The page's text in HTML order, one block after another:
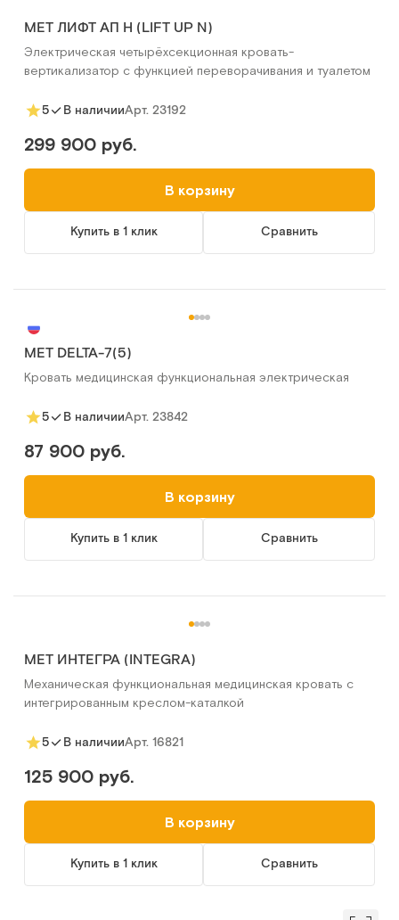
МЕТ ЛИФТ АП Н (LIFT UP N)
Электрическая четырёхсекционная кровать-
вертикализатор с функцией переворачивания и туалетом
5 В наличииАрт. 23192
299 900 руб.
В корзину
Купить в 1 клик Сравнить
МЕТ DELTA-7(5)
Кровать медицинская функциональная электрическая
5 В наличииАрт. 23842
87 900 руб.
В корзину
Купить в 1 клик Сравнить
MET ИНТЕГРА (INTEGRA)
Механическая функциональная медицинская кровать с
интегрированным креслом-каталкой
5 В наличииАрт. 16821
125 900 руб.
В корзину
Купить в 1 клик Сравнить